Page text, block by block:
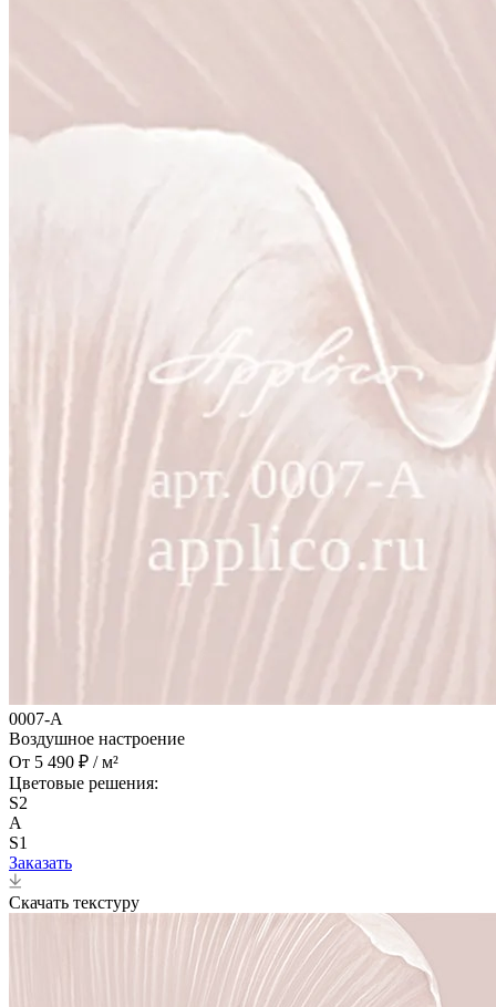
0007-A
Воздушное настроение
От 5 490 ₽ / м²
Цветовые решения:
S2
A
S1
Заказать
Скачать текстуру